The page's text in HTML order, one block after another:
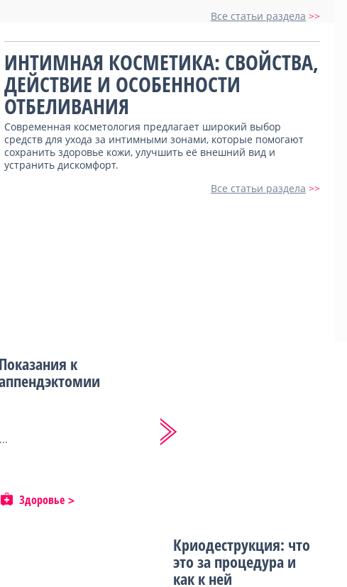
Все статьи раздела >>
ИНТИМНАЯ КОСМЕТИКА: СВОЙСТВА,
ДЕЙСТВИЕ И ОСОБЕННОСТИ
ОТБЕЛИВАНИЯ
Современная косметология предлагает широкий выбор
средств для ухода за интимными зонами, которые помогают
сохранить здоровье кожи, улучшить её внешний вид и
устранить дискомфорт.
Все статьи раздела >>
к
...
Здоровье
Криодеструкция: что
это за процедура и
как к ней